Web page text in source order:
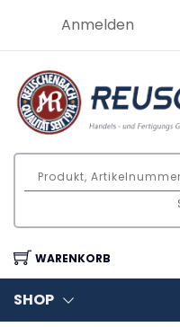
Anmelden
WARENKORB
SHOP